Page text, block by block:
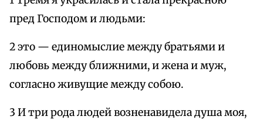
пред Господом и людьми:
2 это — единомыслие между братьями и
любовь между ближними, и жена и муж,
согласно живущие между собою.
3 И три рода людей возненавидела душа моя,